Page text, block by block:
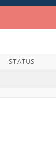
STATUS